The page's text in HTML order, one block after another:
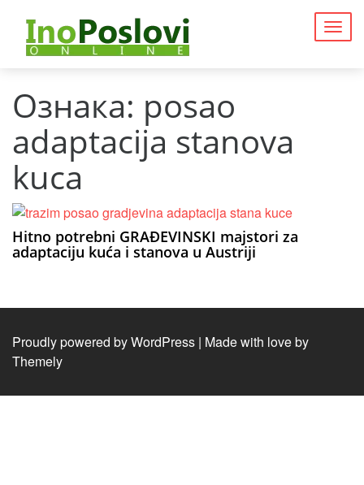
Ознака: posao
adaptacija stanova
kuca
Hitno potrebni GRAĐEVINSKI majstori za
adaptaciju kuća i stanova u Austriji
Proudly powered by WordPress | Made with love by
Themely